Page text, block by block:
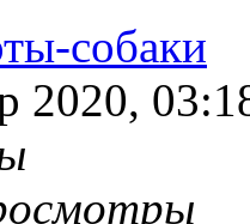
собаки
2020,